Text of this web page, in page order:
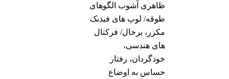
ظاهری آشوب الگوهای
طوقه/ لوپ های فیدبک
مکرر، برخال/ فرکتال
های هندسی،
خودگردان، رفتار
حساس به اوضاع